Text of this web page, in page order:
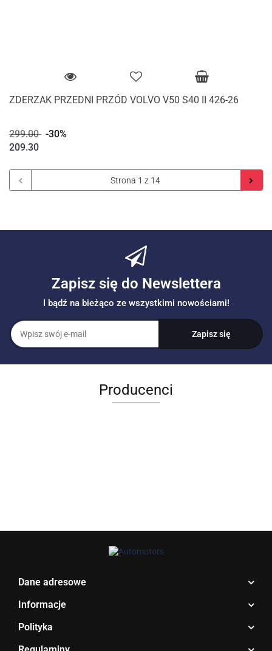
ZDERZAK PRZEDNI PRZÓD VOLVO V50 S40 II 426-26
299.00 -30%
209.30
Zapisz się do Newslettera
I bądź na bieżąco ze wszystkimi nowościami!
Producenci
Dane adresowe
Informacje
Polityka